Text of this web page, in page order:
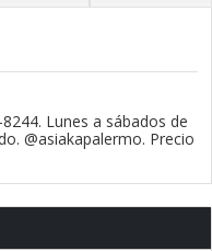
Lunes a sábados de
@asiakapalermo. Precio